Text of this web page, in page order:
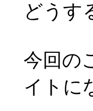
どうす
今回の
イトに